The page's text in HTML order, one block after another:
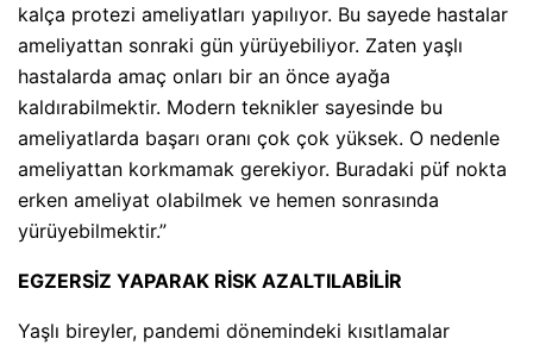
kalça protezi ameliyatları yapılıyor. Bu sayede hastalar
ameliyattan sonraki gün yürüyebiliyor. Zaten yaşlı
hastalarda amaç onları bir an önce ayağa
kaldırabilmektir. Modern teknikler sayesinde bu
ameliyatlarda başarı oranı çok çok yüksek. O nedenle
ameliyattan korkmamak gerekiyor. Buradaki püf nokta
erken ameliyat olabilmek ve hemen sonrasında
yürüyebilmektir.”
EGZERSİZ YAPARAK RİSK AZALTILABİLİR
Yaşlı bireyler, pandemi dönemindeki kısıtlamalar